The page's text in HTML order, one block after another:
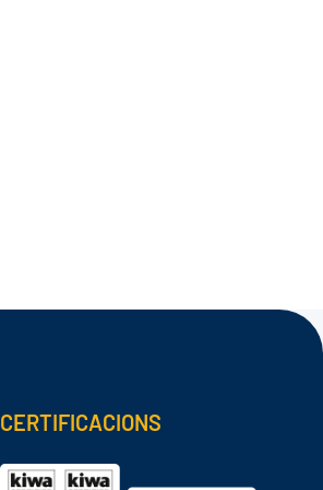
CERTIFICACIONS